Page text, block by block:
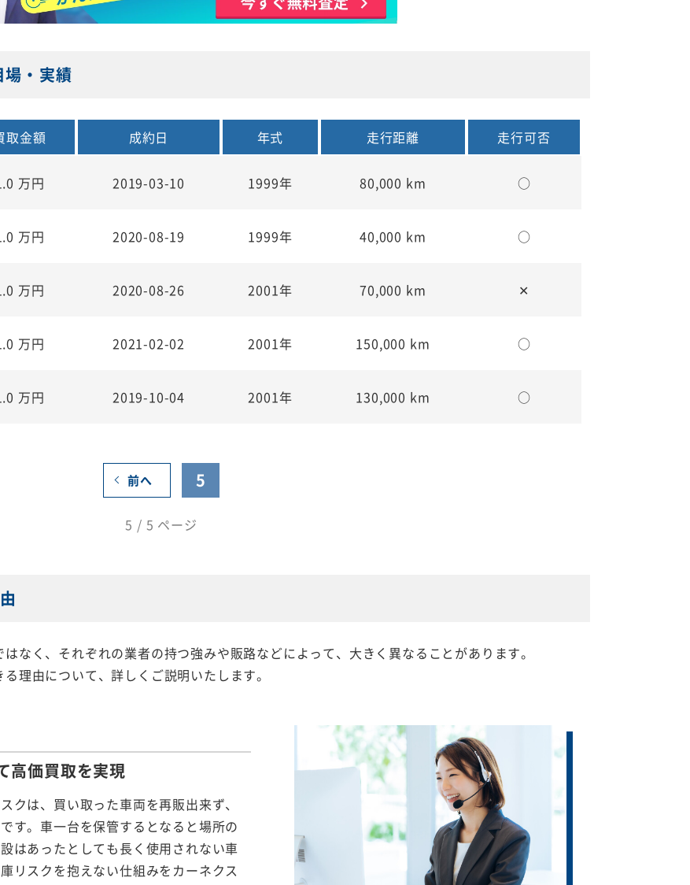
・実績
取金額 成約日 年式 走行距離
走行可否
万円 2019-03-10 1999年 80,000 km ○
万円 2020-08-19 1999年 40,000 km ○
万円 2020-08-26 2001年 70,000 km ✕
万円 2021-02-02 2001年 150,000 km ○
万円 2019-10-04 2001年 130,000 km ○
前へ 5
5 / 5 ページ
なく、それぞれの業者の持つ強みや販路などによって、大きく異なることがあります。
理由について、詳しくご説明いたします。
高価買取を実現
クは、買い取った車両を再販出来ず、
す。車一台を保管するとなると場所の
はあったとしても長く使用されない車
リスクを抱えない仕組みをカーネクス